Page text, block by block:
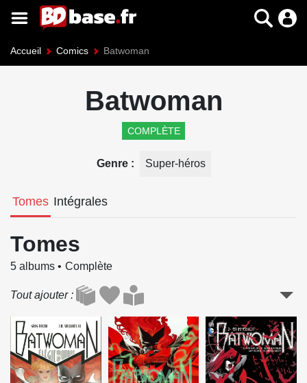
Accueil Comics Batwoman
Batwoman
COMPLÈTE
Genre Super-héros
Tomes Intégrales
Tomes
5 albums Complète
Tout ajouter